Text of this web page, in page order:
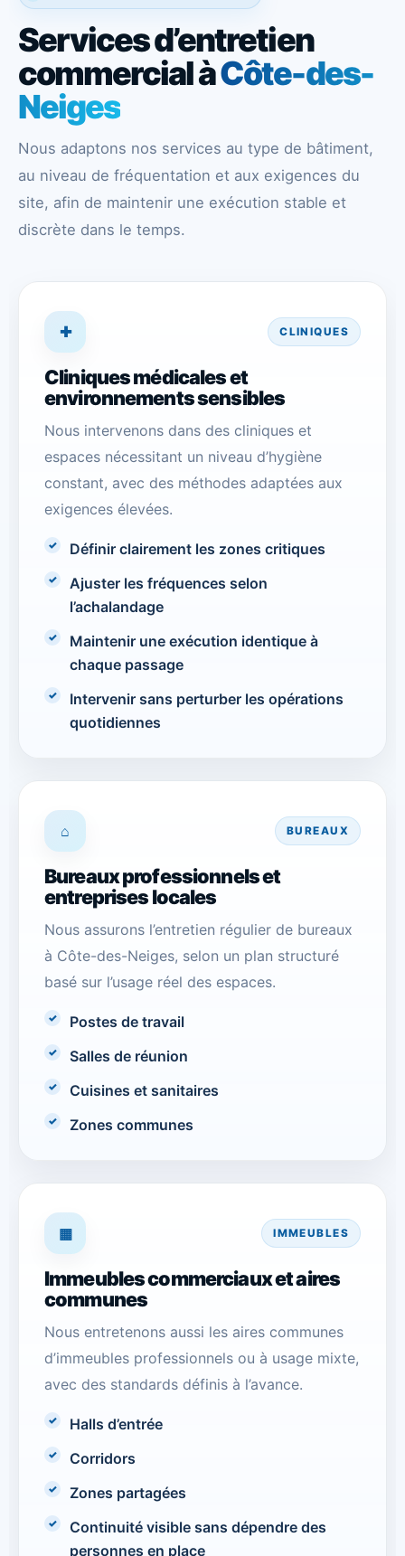
Services d’entretien
commercial àCôte-des-
Neiges
Nous adaptons nos services au type de bâtiment,
au niveau de fréquentation et aux exigences du
site, afin de maintenir une exécution stable et
discrète dans le temps.
✚ CLINIQUES
Cliniques médicales et
environnements sensibles
Nous intervenons dans des cliniques et
espaces nécessitant un niveau d’hygiène
constant, avec des méthodes adaptées aux
exigences élevées.
Définir clairement les zones critiques
Ajuster les fréquences selon
l’achalandage
Maintenir une exécution identique à
chaque passage
Intervenir sans perturber les opérations
quotidiennes
⌂ BUREAUX
Bureaux professionnels et
entreprises locales
Nous assurons l’entretien régulier de bureaux
à Côte-des-Neiges, selon un plan structuré
basé sur l’usage réel des espaces.
Postes de travail
Salles de réunion
Cuisines et sanitaires
Zones communes
▦ IMMEUBLES
Immeubles commerciaux et aires
communes
Nous entretenons aussi les aires communes
d’immeubles professionnels ou à usage mixte,
avec des standards définis à l’avance.
Halls d’entrée
Corridors
Zones partagées
Continuité visible sans dépendre des
personnes en place